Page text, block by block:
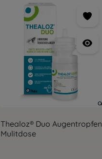
Thealoz® Duo Augentropfen
Mulitdose